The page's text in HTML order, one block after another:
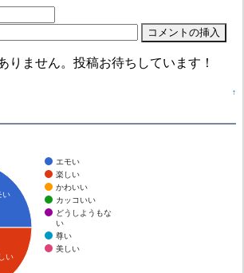
りません。投稿お待ちしています！
↑
エモい
楽しい
かわいい
カッコいい
どうしようもな
い
尊い
美しい
い
い